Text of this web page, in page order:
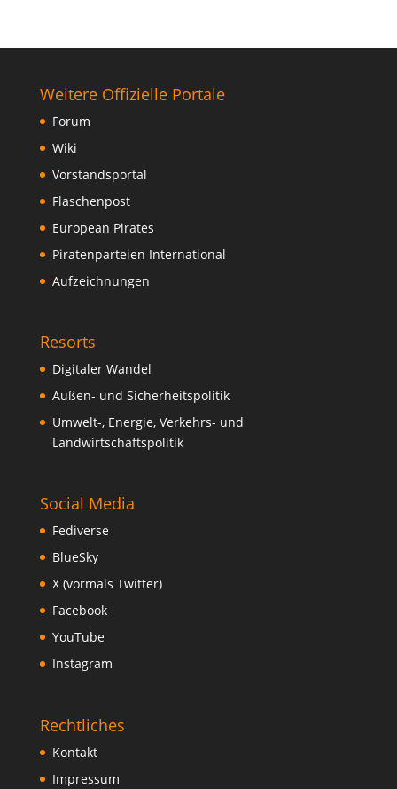
Weitere Offizielle Portale
Forum
Wiki
Vorstandsportal
Flaschenpost
European Pirates
Piratenparteien International
Aufzeichnungen
Resorts
Digitaler Wandel
Außen- und Sicherheitspolitik
Umwelt-, Energie, Verkehrs- und
Landwirtschaftspolitik
Social Media
Fediverse
BlueSky
X (vormals Twitter)
Facebook
YouTube
Instagram
Rechtliches
Kontakt
Impressum